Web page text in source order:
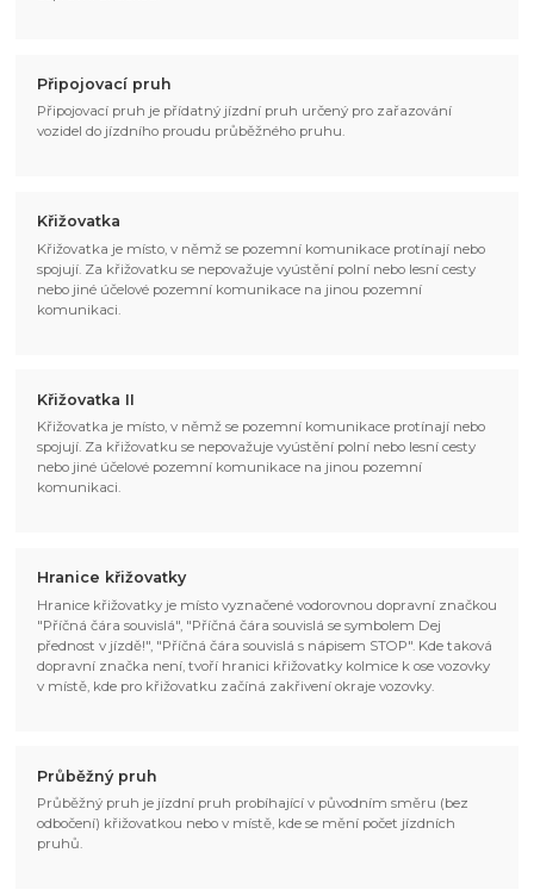
Připojovací pruh
Připojovací pruh je přídatný jízdní pruh určený pro zařazování
vozidel do jízdního proudu průběžného pruhu.
Křižovatka
Křižovatka je místo, v němž se pozemní komunikace protínají nebo
spojují. Za křižovatku se nepovažuje vyústění polní nebo lesní cesty
nebo jiné účelové pozemní komunikace na jinou pozemní
komunikaci.
Křižovatka II
Křižovatka je místo, v němž se pozemní komunikace protínají nebo
spojují. Za křižovatku se nepovažuje vyústění polní nebo lesní cesty
nebo jiné účelové pozemní komunikace na jinou pozemní
komunikaci.
Hranice křižovatky
Hranice křižovatky je místo vyznačené vodorovnou dopravní značkou
"Příčná čára souvislá", "Příčná čára souvislá se symbolem Dej
přednost v jízdě!", "Příčná čára souvislá s nápisem STOP". Kde taková
dopravní značka není, tvoří hranici křižovatky kolmice k ose vozovky
v místě, kde pro křižovatku začíná zakřivení okraje vozovky.
Průběžný pruh
Průběžný pruh je jízdní pruh probíhající v původním směru (bez
odbočení) křižovatkou nebo v místě, kde se mění počet jízdních
pruhů.